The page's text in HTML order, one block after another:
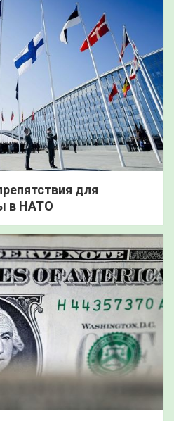
для
в НАТО